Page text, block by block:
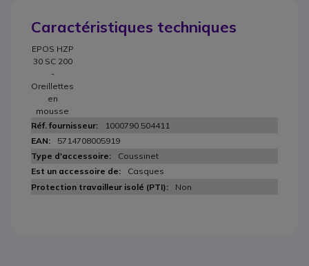
Caractéristiques techniques
EPOS HZP
30 SC 200
-
Oreillettes
en
mousse
1000790 504411
5714708005919
Coussinet
Casques
Non